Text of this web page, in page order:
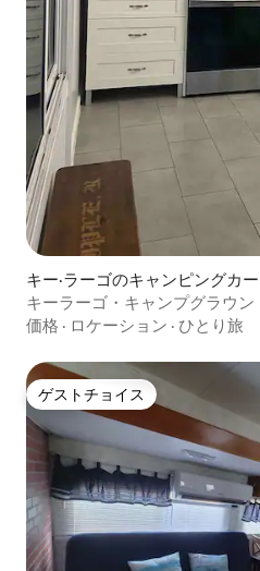
キー·ラーゴのキャンピングカ
キーラーゴ・キャンプグラウ
イト#83
価格 · ロケーション · ひとり旅
ゲストチョイス
ゲストチョイス